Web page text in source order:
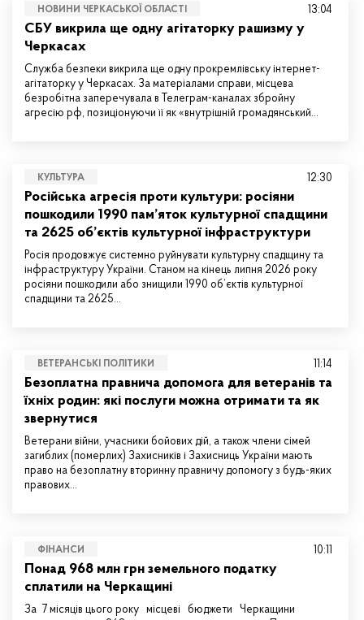
НОВИНИ ЧЕРКАСЬКОЇ ОБЛАСТІ
СБУ викрила ще одну агітаторку рашизму у
Черкасах
Служба безпеки викрила ще одну прокремлівську інтернет-
агітаторку у Черкасах. За матеріалами справи, місцева
безробітна заперечувала в Телеграм-каналах збройну
агресію рф, позиціонуючи її як «внутрішній громадянський…
13:04
КУЛЬТУРА
Російська агресія проти культури: росіяни
пошкодили 1990 пам’яток культурної спадщини
та 2625 об’єктів культурної інфраструктури
Росія продовжує системно руйнувати культурну спадщину та
інфраструктуру України. Станом на кінець липня 2026 року
росіяни пошкодили або знищили 1990 об’єктів культурної
спадщини та 2625…
12:30
ВЕТЕРАНСЬКІ ПОЛІТИКИ
Безоплатна правнича допомога для ветеранів та
їхніх родин: які послуги можна отримати та як
звернутися
Ветерани війни, учасники бойових дій, а також члени сімей
загиблих (померлих) Захисників і Захисниць України мають
право на безоплатну вторинну правничу допомогу з будь-яких
правових…
11:14
ФІНАНСИ
Понад 968 млн грн земельного податку
сплатили на Черкащині
За 7 місяців цього року місцеві бюджети Черкащини
10:11